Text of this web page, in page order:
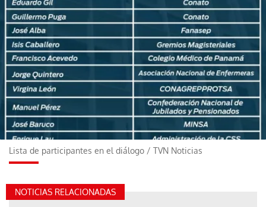
Lista de participantes en el diálogo / TVN Noticias
NOTICIAS RELACIONADAS